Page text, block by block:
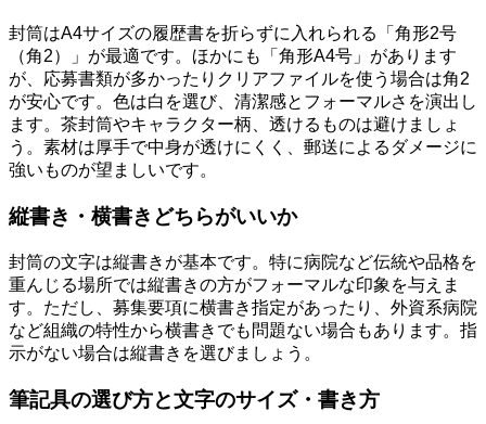
封筒はA4サイズの履歴書を折らずに入れられる「角形2号
（角2）」が最適です。ほかにも「角形A4号」があります
が、応募書類が多かったりクリアファイルを使う場合は角2
が安心です。色は白を選び、清潔感とフォーマルさを演出し
ます。茶封筒やキャラクター柄、透けるものは避けましょ
う。素材は厚手で中身が透けにくく、郵送によるダメージに
強いものが望ましいです。
縦書き・横書きどちらがいいか
封筒の文字は縦書きが基本です。特に病院など伝統や品格を
重んじる場所では縦書きの方がフォーマルな印象を与えま
す。ただし、募集要項に横書き指定があったり、外資系病院
など組織の特性から横書きでも問題ない場合もあります。指
示がない場合は縦書きを選びましょう。
筆記具の選び方と文字のサイズ・書き方